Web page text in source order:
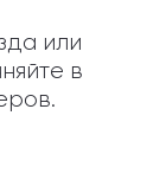
или
в